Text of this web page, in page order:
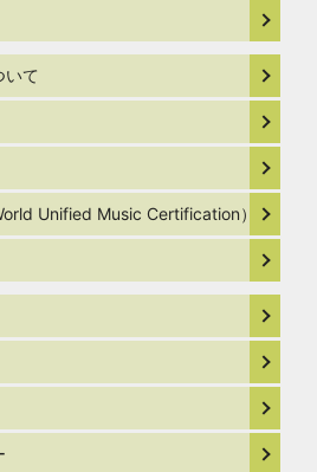
いて
Unified Music Certification）